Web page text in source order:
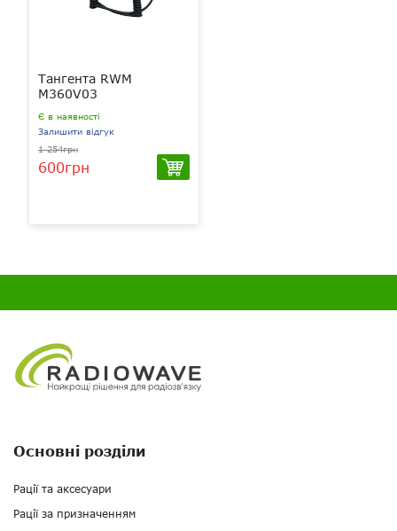
Тангента RWM
M360V03
Є в наявності
Залишити відгук
1 254грн
600грн
Основні розділи
Рації та аксесуари
Рації за призначенням